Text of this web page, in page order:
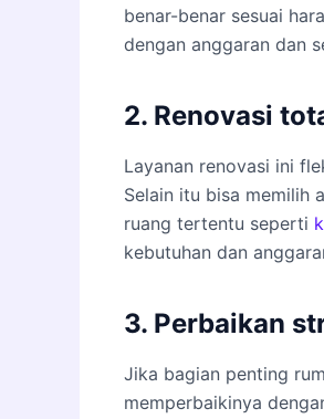
benar-benar sesuai
dengan anggaran dan
2. Renovasi
Layanan renovasi ini
Selain itu bisa memilih
ruang tertentu seperti
kebutuhan dan
3. Perbaikan
Jika bagian penting
memperbaikinya